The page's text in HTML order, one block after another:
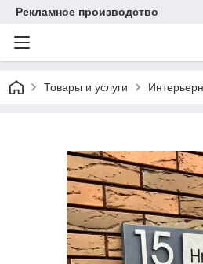
Рекламное производство
Товары и услуги